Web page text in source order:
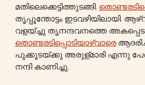
മതിലെക്കെട്ടിത്തുടങ്ങി.
തൃപ്പൂന്തോട്ടം ഇടവഴിയിലായി.
വളയ്ച്ചു തൃനന്ദവനത്തെ
തൊണ്ടരടിപ്പൊടിയാഴ്വാരെ
പൂക്കൂടയ്ക്കു അരുള്മാരി എന്നു
നന്ദി കാണിച്ചു.